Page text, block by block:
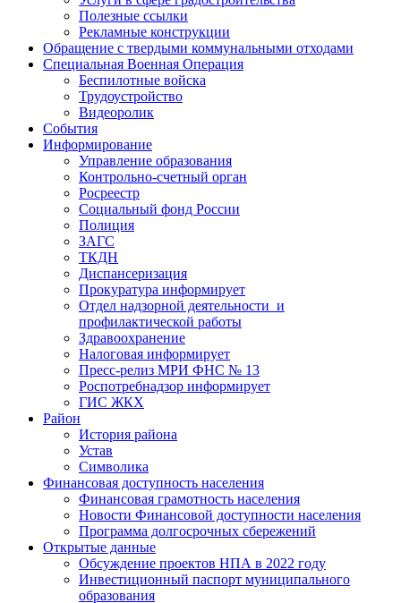
Полезные ссылки
Рекламные конструкции
Обращение с твердыми коммунальными отходами
Специальная Военная Операция
Беспилотные войска
Трудоустройство
Видеоролик
События
Информирование
Управление образования
Контрольно-счетный орган
Росреестр
Социальный фонд России
Полиция
ЗАГС
ТКДН
Диспансеризация
Прокуратура информирует
Отдел надзорной деятельности и
профилактической работы
Здравоохранение
Налоговая информирует
Пресс-релиз МРИ ФНС № 13
Роспотребнадзор информирует
ГИС ЖКХ
Район
История района
Устав
Символика
Финансовая доступность населения
Финансовая грамотность населения
Новости Финансовой доступности населения
Программа долгосрочных сбережений
Открытые данные
Обсуждение проектов НПА в 2022 году
Инвестиционный паспорт муниципального
образования